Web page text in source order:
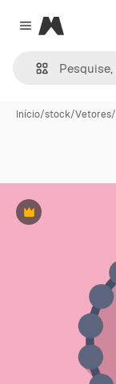
Close menu
Magnific
Início/stock/Vetores/
Premium